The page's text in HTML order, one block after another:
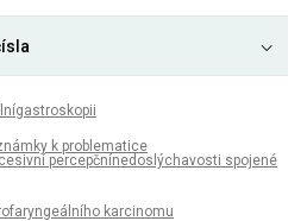
k problematice
percepčnínedoslýchavosti spojené
karcinomu